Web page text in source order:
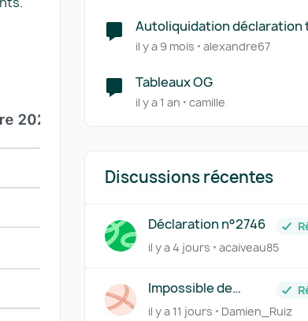
Autoliquidation déclaration
il y a 9 mois alexandre67
Tableaux OG
il y a 1 an camille
Discussions récentes
Déclaration n°2746
il y a 4 jours
acaiveau85
Impossible de
déclarer l'acompte
il y a 11 jours
Damien_Ruiz